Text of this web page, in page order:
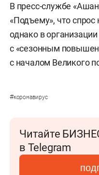
В пресс-службе
«Подъему», что
однако в
с «сезонным
с началом Великого
#коронавирус
Читайте
в Telegram